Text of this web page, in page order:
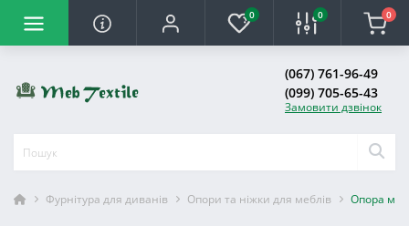
0 0 0
(067) 761-96-49
(099) 705-65-43
Замовити дзвінок
Фурнітура для диванів Опори та ніжки для меблів Опора